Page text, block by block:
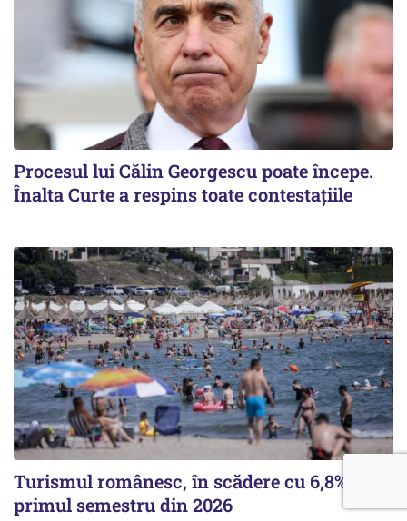
Procesul lui Călin Georgescu poate începe.
Înalta Curte a respins toate contestațiile
Turismul românesc, în scădere cu 6,8% în
primul semestru din 2026